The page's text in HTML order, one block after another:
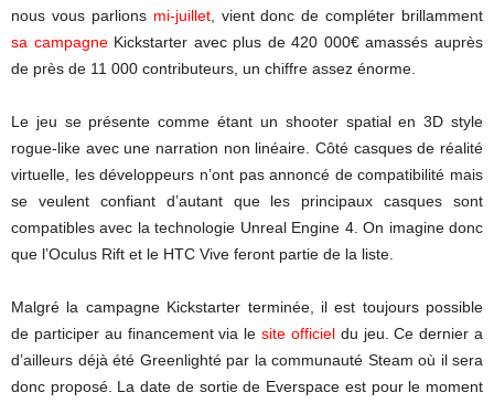
nous vous parlions mi-juillet, vient donc de compléter brillamment
sa campagneKickstarter avec plus de 420 000€ amassés auprès
de près de 11 000 contributeurs, un chiffre assez énorme.
Le jeu se présente comme étant un shooter spatial en 3D style
rogue-like avec une narration non linéaire. Côté casques de réalité
virtuelle, les développeurs n’ont pas annoncé de compatibilité mais
se veulent confiant d’autant que les principaux casques sont
compatibles avec la technologie Unreal Engine 4. On imagine donc
que l’Oculus Rift et le HTC Vive feront partie de la liste.
Malgré la campagne Kickstarter terminée, il est toujours possible
de participer au financement via le site officieldu jeu. Ce dernier a
d’ailleurs déjà été Greenlighté par la communauté Steam où il sera
donc proposé. La date de sortie de Everspace est pour le moment